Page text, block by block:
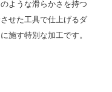
ような滑らかさを持つ
せた工具で仕上げるダ
施す特別な加工です。